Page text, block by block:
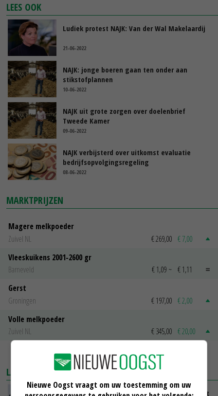
LEES OOK
Ludiek protest NAJK: Van der Wal Makelaardij
21-06-2022
NAJK: jonge boeren gaan ten onder aan
stikstofplannen
10-06-2022
NAJK uit grote zorgen over doelenbrief
Tweede Kamer
09-06-2022
NAJK verbijsterd over uitkomst evaluatie
bedrijfsopvolgingsregeling
08-06-2022
MARKTPRIJZEN
Magere melkpoeder
Zuivel NL
€ 269,00 € 7,00
Vleeskuikens 2001-2600 gr
Barneveld
€ 1,09 ~ € 1,11
Gerst
Groningen
€ 197,00 € 2,00
Volle melkpoeder
Zuivel NL
€ 345,00 € 20,00
MEER MARKTPRIJZEN
LAATSTE NIEUWS
LTO en NAJK roepen leden op Brabants protest
Nieuwe Oogst vraagt om uw toestemming om uw